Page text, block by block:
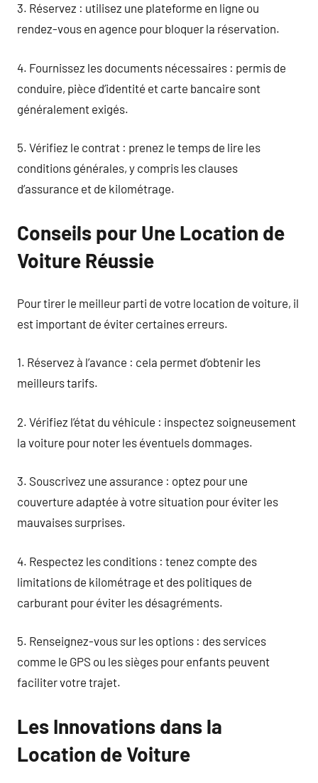
3. Réservez : utilisez une plateforme en ligne ou
rendez-vous en agence pour bloquer la réservation.
4. Fournissez les documents nécessaires : permis de
conduire, pièce d’identité et carte bancaire sont
généralement exigés.
5. Vérifiez le contrat : prenez le temps de lire les
conditions générales, y compris les clauses
d’assurance et de kilométrage.
Conseils pour Une Location de
Voiture Réussie
Pour tirer le meilleur parti de votre location de voiture, il
est important de éviter certaines erreurs.
1. Réservez à l’avance : cela permet d’obtenir les
meilleurs tarifs.
2. Vérifiez l’état du véhicule : inspectez soigneusement
la voiture pour noter les éventuels dommages.
3. Souscrivez une assurance : optez pour une
couverture adaptée à votre situation pour éviter les
mauvaises surprises.
4. Respectez les conditions : tenez compte des
limitations de kilométrage et des politiques de
carburant pour éviter les désagréments.
5. Renseignez-vous sur les options : des services
comme le GPS ou les sièges pour enfants peuvent
faciliter votre trajet.
Les Innovations dans la
Location de Voiture